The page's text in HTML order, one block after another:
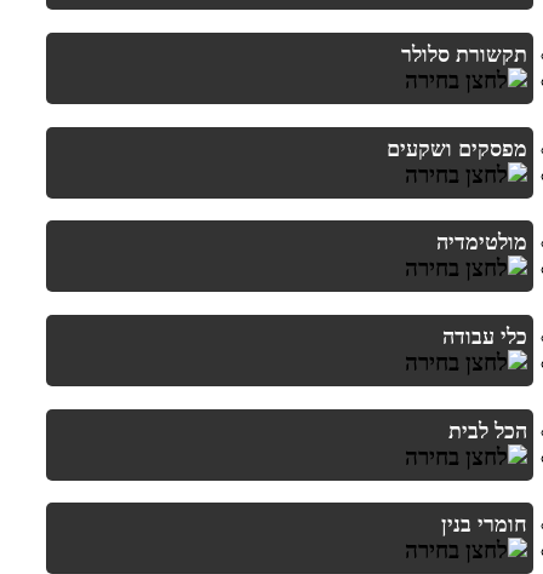
תקשורת סלולר
מפסקים ושקעים
מולטימדיה
כלי עבודה
הכל לבית
חומרי בנין